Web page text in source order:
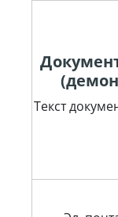
Текст